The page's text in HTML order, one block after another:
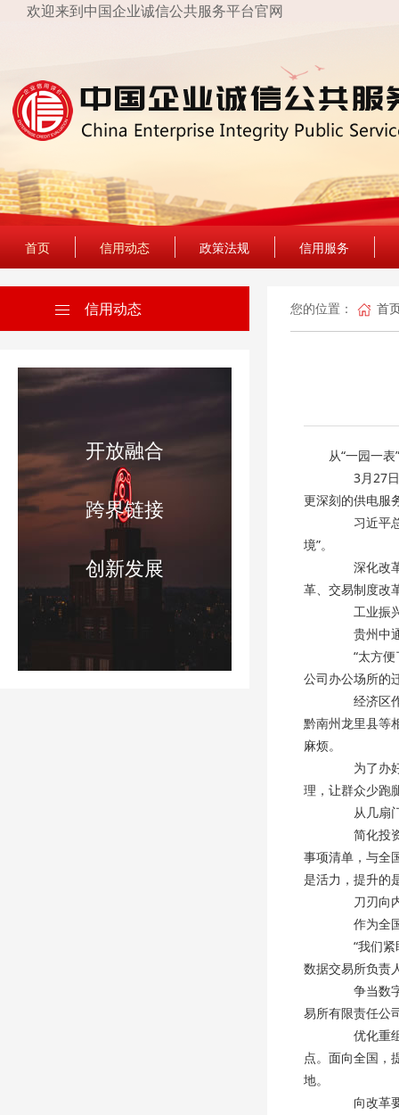
欢迎来到中国企业诚信公共服务平台官网
首页 信用动态 政策法规 信用服务
信用动态
开放融合
跨界链接
创新发展
您的位置： 首
从“一园一
3月27日
更深刻的供电服
习近平总
境”。
深化改革
革、交易制度改
工业振兴
贵州中通
“太方便了
公司办公场所的
经济区作
黔南州龙里县等
麻烦。
为了办好
理，让群众少跑
从几扇门
简化投资
事项清单，与全
是活力，提升的
刀刃向内
作为全国
“我们紧盯
数据交易所负责
争当数字
易所有限责任公
优化重组
点。面向全国，
地。
向改革要